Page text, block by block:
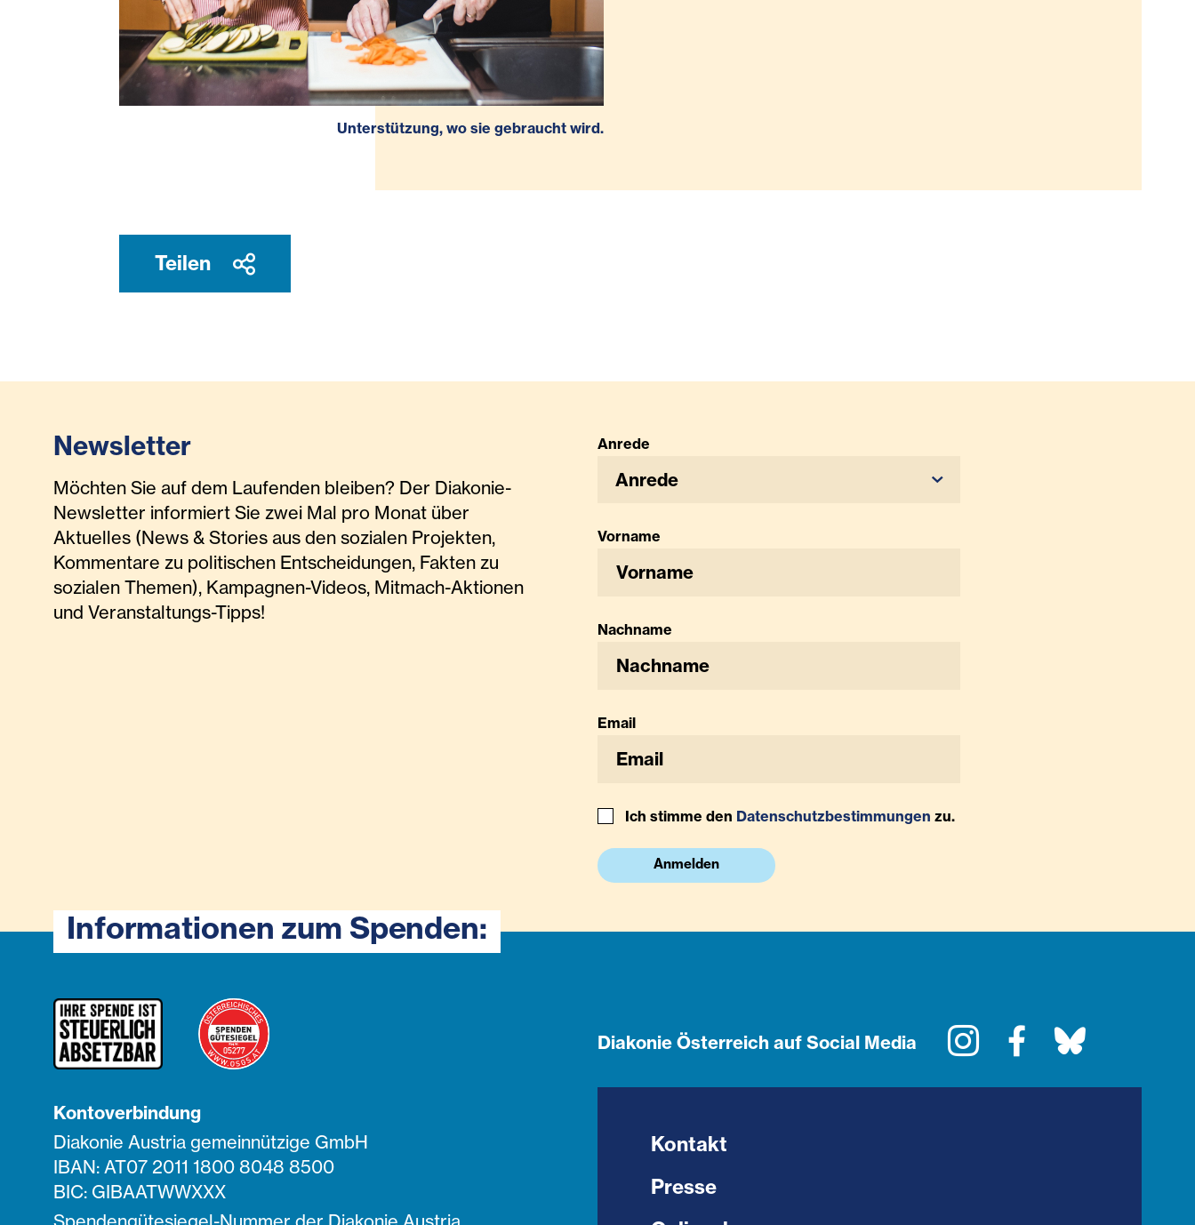
Unterstützung, wo sie gebraucht wird.
Teilen
Newsletter
Möchten Sie auf dem Laufenden bleiben? Der Diakonie-
Newsletter informiert Sie zwei Mal pro Monat über
Aktuelles (News & Stories aus den sozialen Projekten,
Kommentare zu politischen Entscheidungen, Fakten zu
sozialen Themen), Kampagnen-Videos, Mitmach-Aktionen
und Veranstaltungs-Tipps!
Anrede
Anrede
Vorname
Nachname
Email
Ich stimme den Datenschutzbestimmungen zu.
Anmelden
Informationen zum Spenden:
Kontoverbindung
Diakonie Austria gemeinnützige GmbH
IBAN: AT07 2011 1800 8048 8500
BIC: GIBAATWWXXX
Diakonie Österreich auf Social Media InstagramFacebook
Kontakt
Presse